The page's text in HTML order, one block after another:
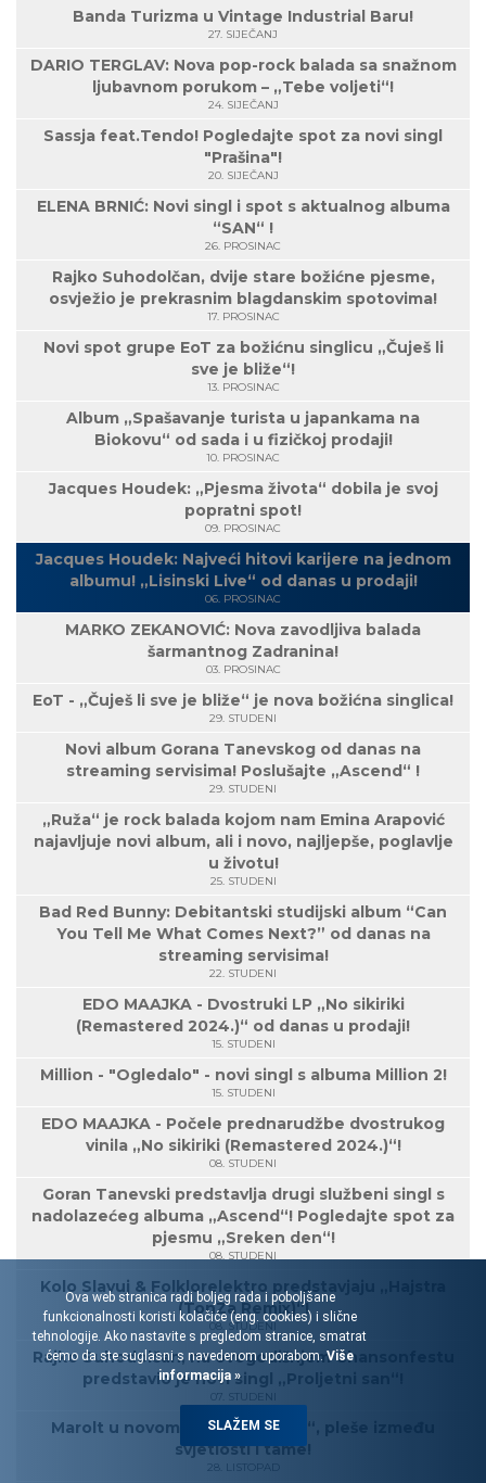
Banda Turizma u Vintage Industrial Baru!
27. SIJEČANJ
DARIO TERGLAV: Nova pop-rock balada sa snažnom
ljubavnom porukom – „Tebe voljeti“!
24. SIJEČANJ
Sassja feat.Tendo! Pogledajte spot za novi singl
"Prašina"!
20. SIJEČANJ
ELENA BRNIĆ: Novi singl i spot s aktualnog albuma
“SAN“ !
26. PROSINAC
Rajko Suhodolčan, dvije stare božićne pjesme,
osvježio je prekrasnim blagdanskim spotovima!
17. PROSINAC
Novi spot grupe EoT za božićnu singlicu „Čuješ li
sve je bliže“!
13. PROSINAC
Album „Spašavanje turista u japankama na
Biokovu“ od sada i u fizičkoj prodaji!
10. PROSINAC
Jacques Houdek: „Pjesma života“ dobila je svoj
popratni spot!
09. PROSINAC
Jacques Houdek: Najveći hitovi karijere na jednom
albumu! „Lisinski Live“ od danas u prodaji!
06. PROSINAC
MARKO ZEKANOVIĆ: Nova zavodljiva balada
šarmantnog Zadranina!
03. PROSINAC
EoT - „Čuješ li sve je bliže“ je nova božićna singlica!
29. STUDENI
Novi album Gorana Tanevskog od danas na
streaming servisima! Poslušajte „Ascend“ !
29. STUDENI
„Ruža“ je rock balada kojom nam Emina Arapović
najavljuje novi album, ali i novo, najljepše, poglavlje
u životu!
25. STUDENI
Bad Red Bunny: Debitantski studijski album “Can
You Tell Me What Comes Next?” od danas na
streaming servisima!
22. STUDENI
EDO MAAJKA - Dvostruki LP „No sikiriki
(Remastered 2024.)“ od danas u prodaji!
15. STUDENI
Million - "Ogledalo" - novi singl s albuma Million 2!
15. STUDENI
EDO MAAJKA - Počele prednarudžbe dvostrukog
vinila „No sikiriki (Remastered 2024.)“!
08. STUDENI
Goran Tanevski predstavlja drugi službeni singl s
nadolazećeg albuma „Ascend“! Pogledajte spot za
pjesmu „Sreken den“!
08. STUDENI
Kolo Slavuj & Folklorelektro predstavjaju „Hajstra
(TonZa Remix)“!
08. STUDENI
Rajko Suhodolčan, na ovogodišnjem Chansonfestu
predstavio je novi singl „Proljetni san“!
07. STUDENI
Marolt u novom singlu „Voljena“, pleše između
svjetlosti i tame!
28. LISTOPAD
Ova web stranica radi boljeg rada i poboljšane
funkcionalnosti koristi kolačiće (eng. cookies) i slične
tehnologije. Ako nastavite s pregledom stranice, smatrat
ćemo da ste suglasni s navedenom uporabom.Više
informacija »
SLAŽEM SE